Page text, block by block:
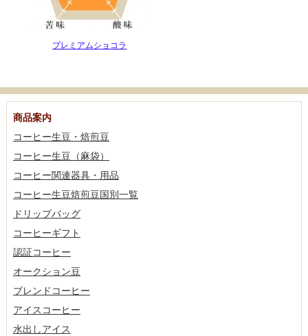
プレミアムショコラ
商品案内
コーヒー生豆・焙煎豆
コーヒー生豆（麻袋）
コーヒー関連器具・用品
コーヒー生豆焙煎豆国別一覧
ドリップバッグ
コーヒーギフト
認証コーヒー
オークション豆
ブレンドコーヒー
アイスコーヒー
水出しアイス